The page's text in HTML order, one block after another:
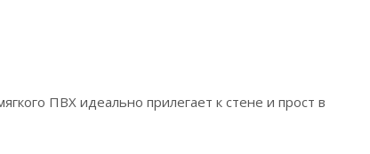
ПВХ идеально прилегает к стене и прост в